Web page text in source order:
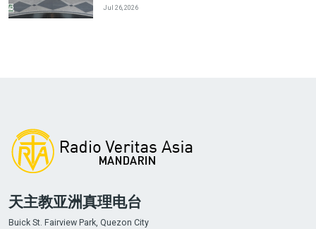
Jul 26, 2026
天主教亚洲真理电台
Buick St. Fairview Park, Quezon City